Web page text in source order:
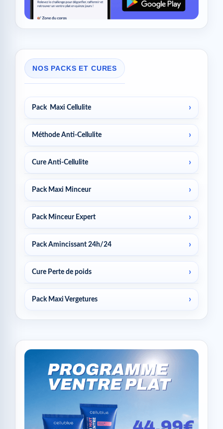
NOS PACKS ET CURES
Pack Maxi Cellulite
Méthode Anti-Cellulite
Cure Anti-Cellulite
Pack Maxi Minceur
Pack Minceur Expert
Pack Amincissant 24h/24
Cure Perte de poids
Pack Maxi Vergetures